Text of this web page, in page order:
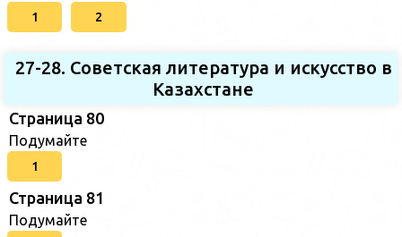
1 2
27-28. Советская литература и искусство в
Казахстане
Страница 80
Подумайте
1
Страница 81
Подумайте